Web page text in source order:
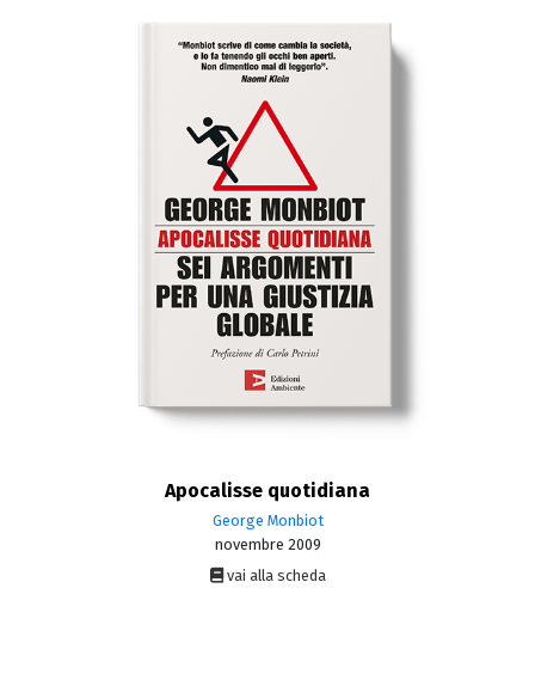
Apocalisse quotidiana
George Monbiot
novembre 2009
vai alla scheda